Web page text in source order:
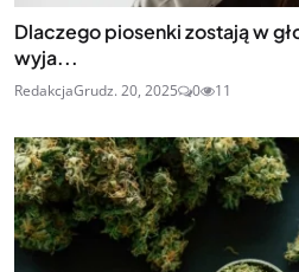
Dlaczego piosenki zostają w
wyja...
RedakcjaGrudz. 20, 2025 0 11